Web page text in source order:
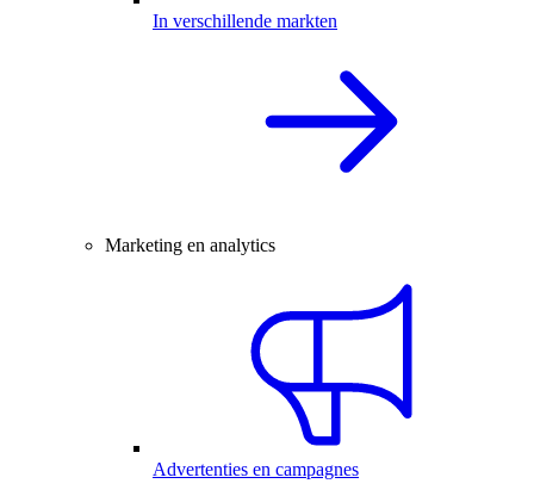
In verschillende markten
Marketing en analytics
Advertenties en campagnes